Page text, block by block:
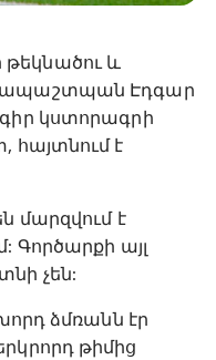
և
Էդգար
կստորագրի
հայտնում է
մարզվում է
Գործարքի այլ
չեն:
ձմռանն էր
թիմից